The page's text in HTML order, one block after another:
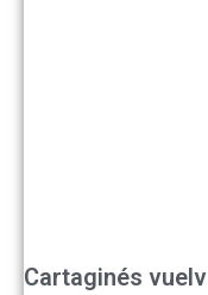
Cartaginés